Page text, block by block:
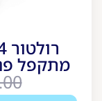
מתקפל